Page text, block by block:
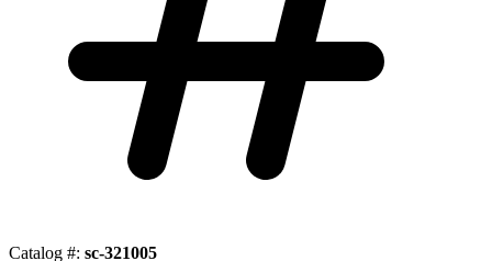
Catalog #: sc-321005